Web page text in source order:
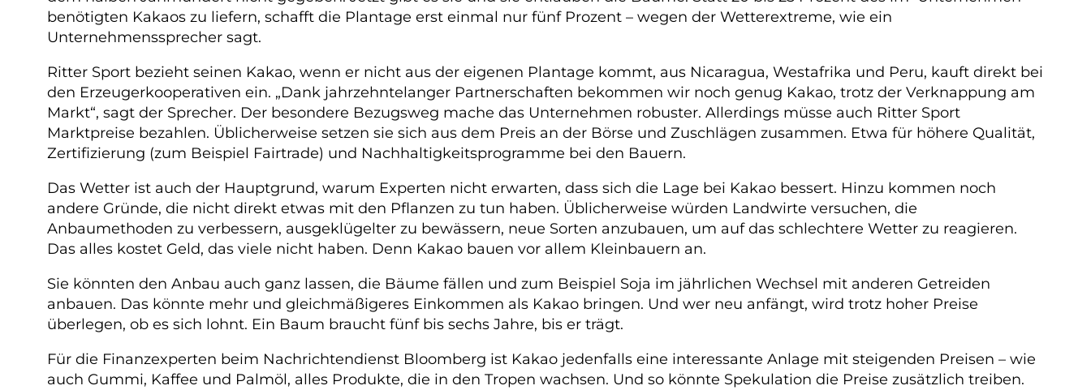
benötigten Kakaos zu liefern, schafft die Plantage erst einmal nur fünf Prozent – wegen der Wetterextreme, wie ein
Unternehmenssprecher sagt.
Ritter Sport bezieht seinen Kakao, wenn er nicht aus der eigenen Plantage kommt, aus Nicaragua, Westafrika und Peru, kauft direkt bei
den Erzeugerkooperativen ein. „Dank jahrzehntelanger Partnerschaften bekommen wir noch genug Kakao, trotz der Verknappung am
Markt“, sagt der Sprecher. Der besondere Bezugsweg mache das Unternehmen robuster. Allerdings müsse auch Ritter Sport
Marktpreise bezahlen. Üblicherweise setzen sie sich aus dem Preis an der Börse und Zuschlägen zusammen. Etwa für höhere Qualität,
Zertifizierung (zum Beispiel Fairtrade) und Nachhaltigkeitsprogramme bei den Bauern.
Das Wetter ist auch der Hauptgrund, warum Experten nicht erwarten, dass sich die Lage bei Kakao bessert. Hinzu kommen noch
andere Gründe, die nicht direkt etwas mit den Pflanzen zu tun haben. Üblicherweise würden Landwirte versuchen, die
Anbaumethoden zu verbessern, ausgeklügelter zu bewässern, neue Sorten anzubauen, um auf das schlechtere Wetter zu reagieren.
Das alles kostet Geld, das viele nicht haben. Denn Kakao bauen vor allem Kleinbauern an.
Sie könnten den Anbau auch ganz lassen, die Bäume fällen und zum Beispiel Soja im jährlichen Wechsel mit anderen Getreiden
anbauen. Das könnte mehr und gleichmäßigeres Einkommen als Kakao bringen. Und wer neu anfängt, wird trotz hoher Preise
überlegen, ob es sich lohnt. Ein Baum braucht fünf bis sechs Jahre, bis er trägt.
Für die Finanzexperten beim Nachrichtendienst Bloomberg ist Kakao jedenfalls eine interessante Anlage mit steigenden Preisen – wie
auch Gummi, Kaffee und Palmöl, alles Produkte, die in den Tropen wachsen. Und so könnte Spekulation die Preise zusätzlich treiben.